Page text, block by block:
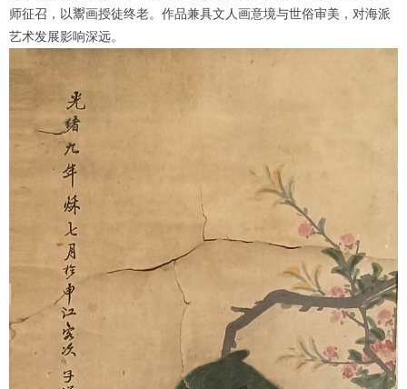
师征召，以鬻画授徒终老。作品兼具文人画意境与世俗审美，对海派
艺术发展影响深远。